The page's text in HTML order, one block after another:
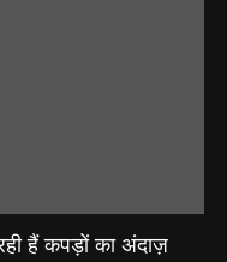
हैं कपड़ों का अंदाज़